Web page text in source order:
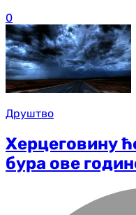
0
Друштво
Херцеговину
бура ове